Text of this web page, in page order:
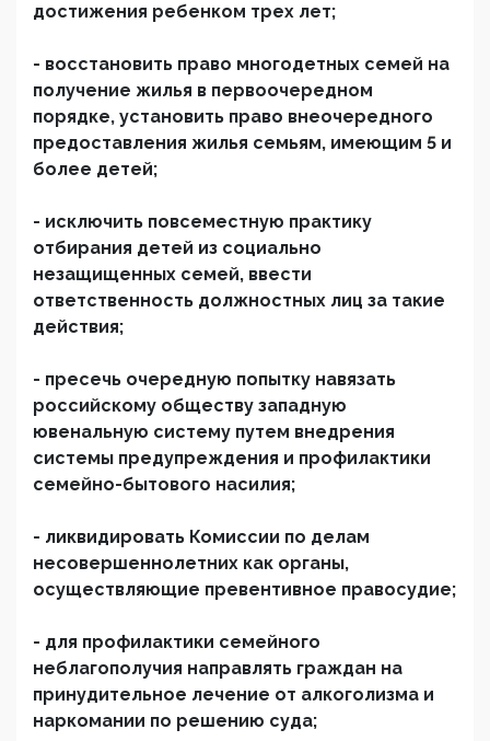
достижения ребенком трех лет;
- восстановить право многодетных семей на
получение жилья в первоочередном
порядке, установить право внеочередного
предоставления жилья семьям, имеющим 5 и
более детей;
- исключить повсеместную практику
отбирания детей из социально
незащищенных семей, ввести
ответственность должностных лиц за такие
действия;
- пресечь очередную попытку навязать
российскому обществу западную
ювенальную систему путем внедрения
системы предупреждения и профилактики
семейно-бытового насилия;
- ликвидировать Комиссии по делам
несовершеннолетних как органы,
осуществляющие превентивное правосудие;
- для профилактики семейного
неблагополучия направлять граждан на
принудительное лечение от алкоголизма и
наркомании по решению суда;